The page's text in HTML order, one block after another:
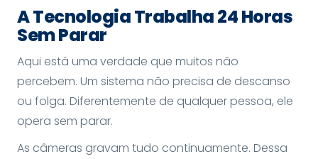
A Tecnologia Trabalha 24 Horas
Sem Parar
Aqui está uma verdade que muitos não
percebem. Um sistema não precisa de descanso
ou folga. Diferentemente de qualquer pessoa, ele
opera sem parar.
As câmeras gravam tudo continuamente. Dessa